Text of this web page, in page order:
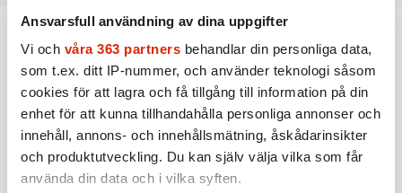
Ansvarsfull användning av dina uppgifter
Vi och våra 363 partners behandlar din personliga data,
som t.ex. ditt IP-nummer, och använder teknologi såsom
cookies för att lagra och få tillgång till information på din
enhet för att kunna tillhandahålla personliga annonser och
innehåll, annons- och innehållsmätning, åskådarinsikter
och produktutveckling. Du kan själv välja vilka som får
använda din data och i vilka syften.
Utrikes
Frans Wachtmeister:Ja, AC är ett
hot mot den franska
civilisationen
Jag har funnit min plats i